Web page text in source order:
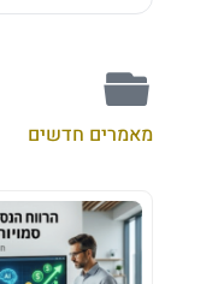
מאמרים חדשים